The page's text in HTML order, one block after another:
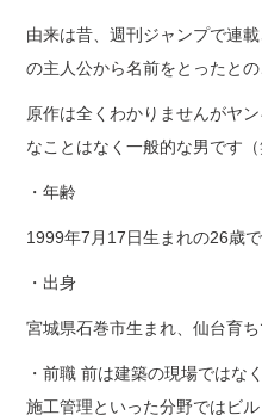
由来は昔、週刊ジャンプで連
の主人公から名前をとったとの
原作は全くわかりませんがヤ
なことはなく一般的な男です（
・年齢
1999年7月17日生まれの26歳
・出身
宮城県石巻市生まれ、仙台育ち
・前職 前は建築の現場ではな
施工管理といった分野ではビ